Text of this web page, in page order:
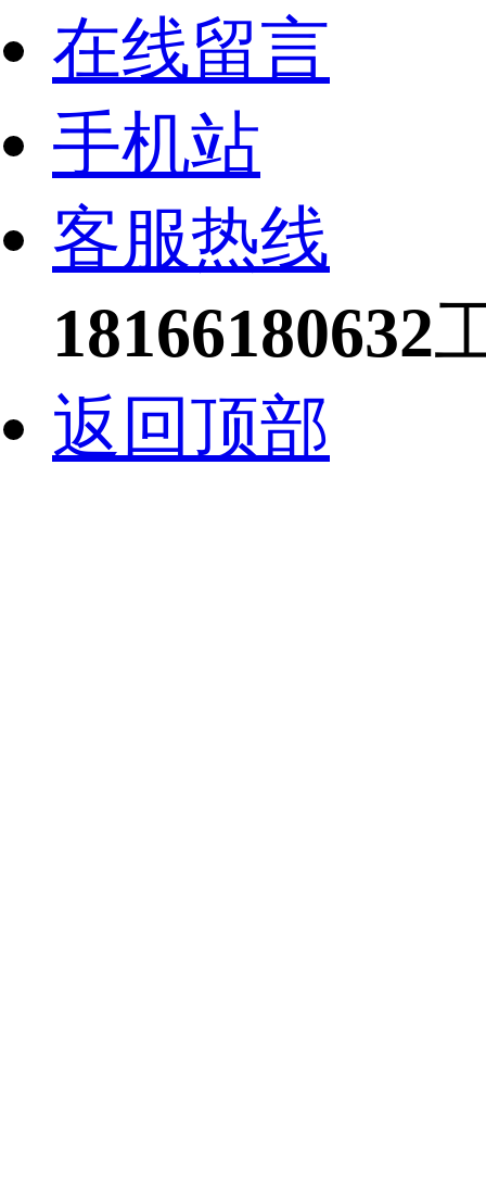
在线留言
手机站
客服热线
18166180632
返回顶部